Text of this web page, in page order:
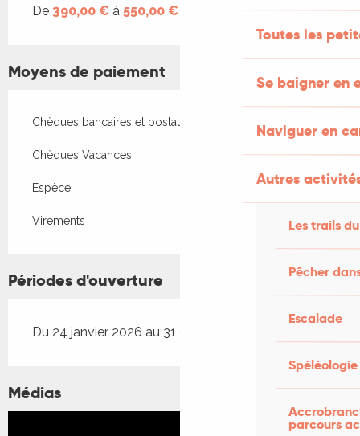
Toutes les
Se baigner en
Naviguer en
Autres
Les trails
Pêcher
Escalade
Spéléologie
parcours
De 390,00 € à 550,00 €
Moyens de paiement
Chèques bancaires et postaux
Chèques Vacances
Espèce
Virements
Périodes d'ouverture
Du 24 janvier 2026 au 31 décembre 2026
Médias